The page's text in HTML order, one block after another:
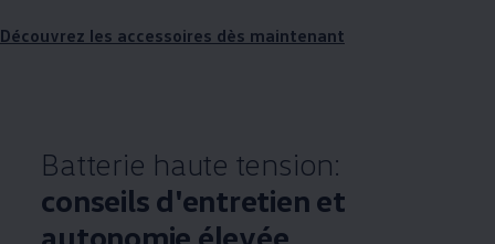
Découvrez les accessoires dès maintenant
Batterie haute tension:
conseils d'entretien et